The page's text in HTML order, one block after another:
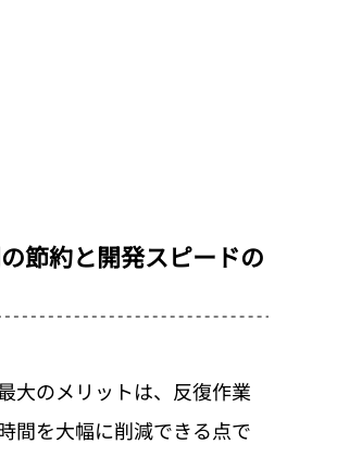
節約と開発スピードの
大のメリットは、反復作業
間を大幅に削減できる点で